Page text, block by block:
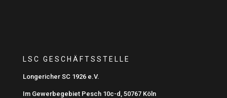
LSC GESCHÄFTSSTELLE
Longericher SC 1926 e.V.
Im Gewerbegebiet Pesch 10c-d, 50767 Köln